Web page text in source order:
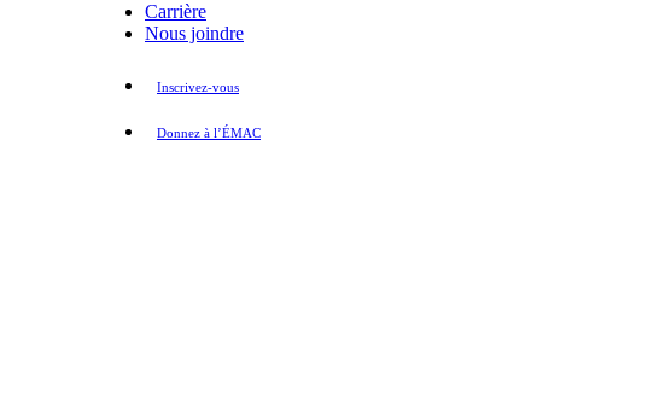
Carrière
Nous joindre
Inscrivez-vous
Donnez à l’ÉMAC